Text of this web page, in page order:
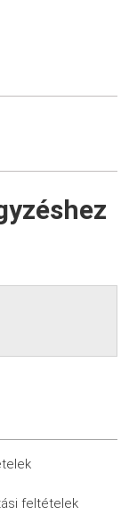
feltételek